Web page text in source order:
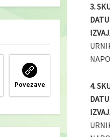
3.
4.
Povezave